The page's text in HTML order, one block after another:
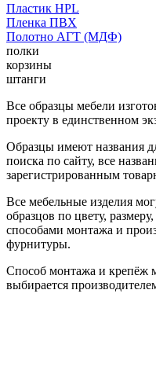
Пластик HPL
Пленка ПВХ
Полотно АГТ (МДФ)
полки
корзины
штанги
Все образцы мебели
проекту в единственном
Образцы имеют названия
поиска по сайту, все
зарегистрированным
Все мебельные изделия
образцов по цвету,
способами монтажа и
фурнитуры.
Способ монтажа и крепёж
выбирается